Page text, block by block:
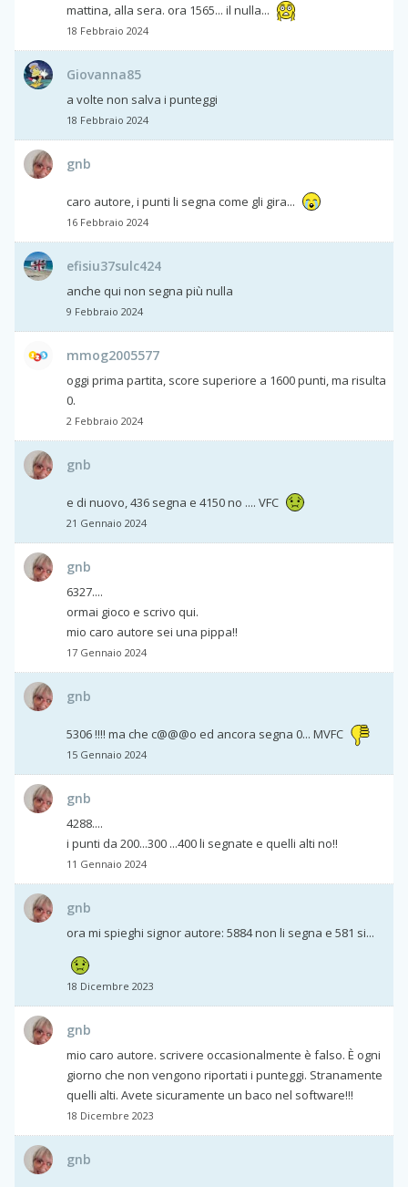
mattina, alla sera. ora 1565... il nulla...
18 Febbraio 2024
Giovanna85
a volte non salva i punteggi
18 Febbraio 2024
gnb
caro autore, i punti li segna come gli gira...
16 Febbraio 2024
efisiu37sulc424
anche qui non segna più nulla
9 Febbraio 2024
mmog2005577
oggi prima partita, score superiore a 1600 punti, ma risulta
0.
2 Febbraio 2024
gnb
e di nuovo, 436 segna e 4150 no .... VFC
21 Gennaio 2024
gnb
6327....
ormai gioco e scrivo qui.
mio caro autore sei una pippa!!
17 Gennaio 2024
gnb
5306 !!!! ma che c@@@o ed ancora segna 0... MVFC
15 Gennaio 2024
gnb
4288....
i punti da 200...300 ...400 li segnate e quelli alti no!!
11 Gennaio 2024
gnb
ora mi spieghi signor autore: 5884 non li segna e 581 si...
18 Dicembre 2023
gnb
mio caro autore. scrivere occasionalmente è falso. È ogni
giorno che non vengono riportati i punteggi. Stranamente
quelli alti. Avete sicuramente un baco nel software!!!
18 Dicembre 2023
gnb